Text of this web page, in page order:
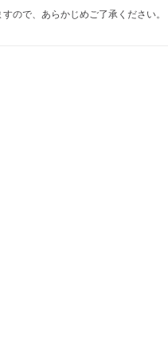
ので、あらかじめご了承ください。